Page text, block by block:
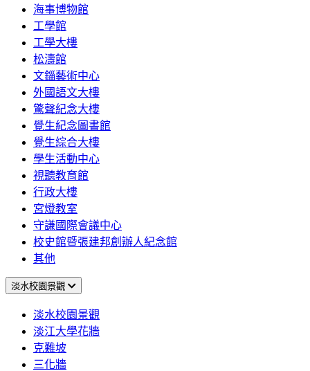
海事博物館
工學館
工學大樓
松濤館
文錙藝術中心
外國語文大樓
驚聲紀念大樓
覺生紀念圖書館
覺生綜合大樓
學生活動中心
視聽教育館
行政大樓
宮燈教室
守謙國際會議中心
校史館暨張建邦創辦人紀念館
其他
淡水校園景觀
淡水校園景觀
淡江大學花牆
克難坡
三化牆